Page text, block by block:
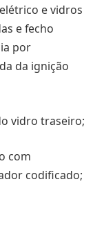
e vidros
e fecho
por
da ignição
vidro traseiro;
com
codificado;